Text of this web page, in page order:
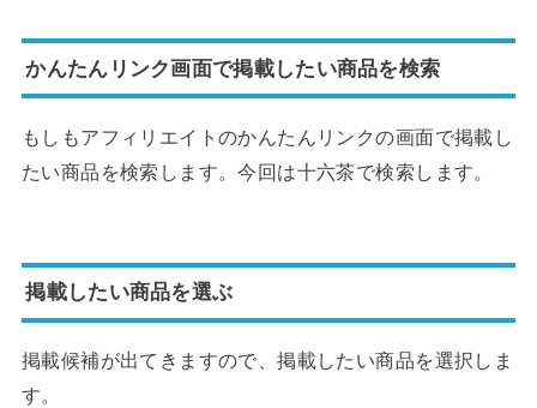
かんたんリンク画面で掲載したい商品を検索
もしもアフィリエイトのかんたんリンクの画面で掲載し
たい商品を検索します。今回は十六茶で検索します。
掲載したい商品を選ぶ
掲載候補が出てきますので、掲載したい商品を選択しま
す。